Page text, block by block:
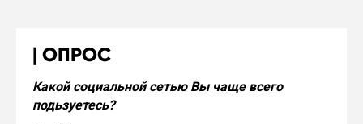
ОПРОС
Какой социальной сетью Вы чаще всего
подьзуетесь?